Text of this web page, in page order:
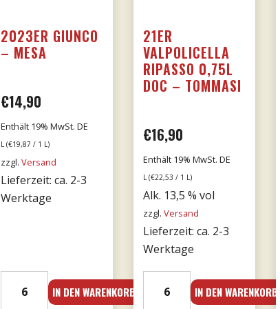
2023ER GIUNCO
– MESA
€14,90
Enthält 19% MwSt. DE
L (€19,87 / 1 L)
zzgl.Versand
Lieferzeit: ca. 2-3
Werktage
Giunco
IN DEN WARENKORB
21ER
VALPOLICELLA
RIPASSO 0,75L
DOC – TOMMASI
€16,90
Enthält 19% MwSt. DE
L (€22,53 / 1 L)
Alk. 13,5 % vol
zzgl. Versand
Lieferzeit: ca. 2-3
Werktage
ValpolicellaIN DEN WARENKORB